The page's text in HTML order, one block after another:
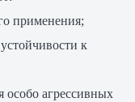
применения;
к
особо агрессивных